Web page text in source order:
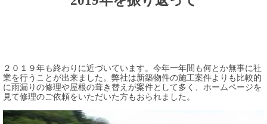
２０１９年も終わりに近づいています。今年一年間も何とか無事に社
業を行うことが出来ました。弊社は新築物件の施工案件よりも比較的
に雨漏りの修理や屋根の葺き替えが案件として多く、ホームページを
見て修理のご依頼をいただいた方もおられました。